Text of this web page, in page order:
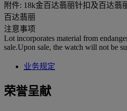
附件: 18k金百达翡丽针扣及百达翡
百达翡丽
注意事项
Lot incorporates material from
sale.Upon sale, the watch will not be
业务规定
荣誉呈献